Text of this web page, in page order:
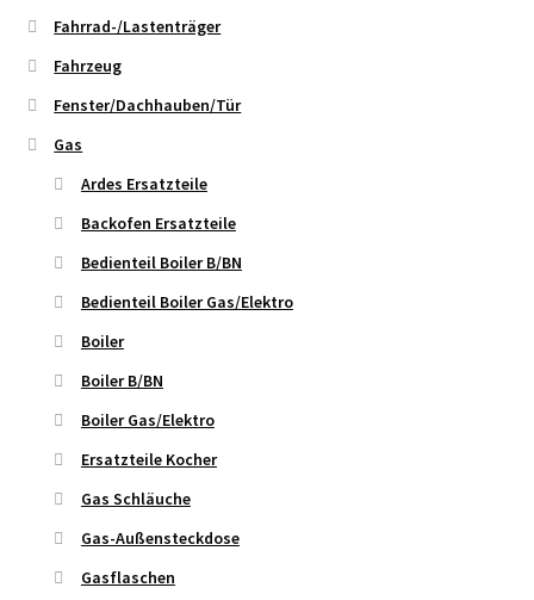
Fahrrad-/Lastenträger
Fahrzeug
Fenster/Dachhauben/Tür
Gas
Ardes Ersatzteile
Backofen Ersatzteile
Bedienteil Boiler B/BN
Bedienteil Boiler Gas/Elektro
Boiler
Boiler B/BN
Boiler Gas/Elektro
Ersatzteile Kocher
Gas Schläuche
Gas-Außensteckdose
Gasflaschen